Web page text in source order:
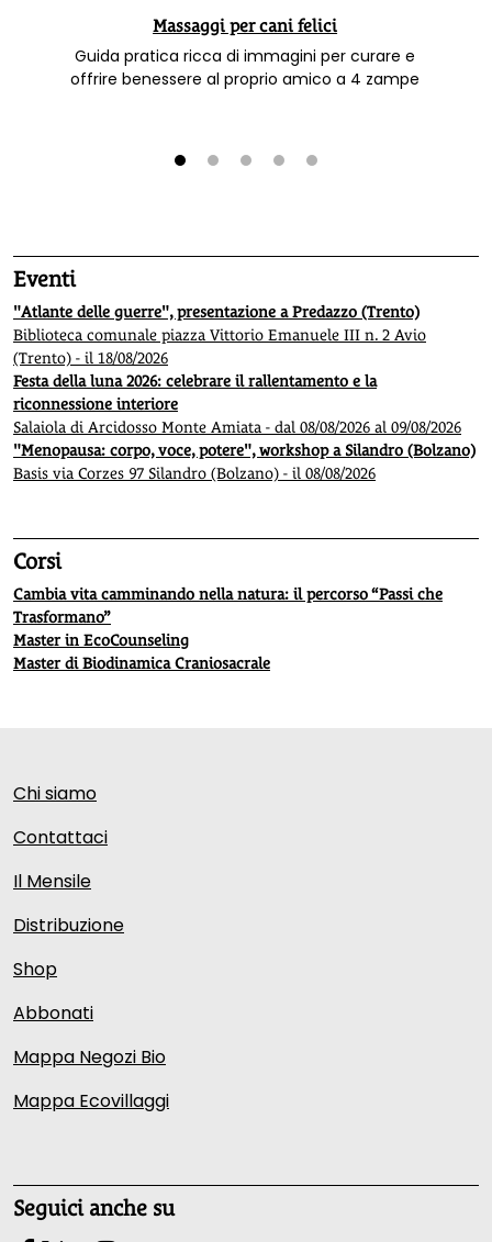
Massaggi per cani felici
Guida pratica ricca di immagini per curare e
offrire benessere al proprio amico a 4 zampe
Eventi
"Atlante delle guerre", presentazione a Predazzo (Trento)
Biblioteca comunale piazza Vittorio Emanuele III n. 2 Avio
(Trento) - il 18/08/2026
Festa della luna 2026: celebrare il rallentamento e la
riconnessione interiore
Salaiola di Arcidosso Monte Amiata - dal 08/08/2026 al 09/08/2026
"Menopausa: corpo, voce, potere", workshop a Silandro (Bolzano)
Basis via Corzes 97 Silandro (Bolzano) - il 08/08/2026
Corsi
Cambia vita camminando nella natura: il percorso “Passi che
Trasformano”
Master in EcoCounseling
Master di Biodinamica Craniosacrale
Chi siamo
Contattaci
Il Mensile
Distribuzione
Shop
Abbonati
Mappa Negozi Bio
Mappa Ecovillaggi
Seguici anche su